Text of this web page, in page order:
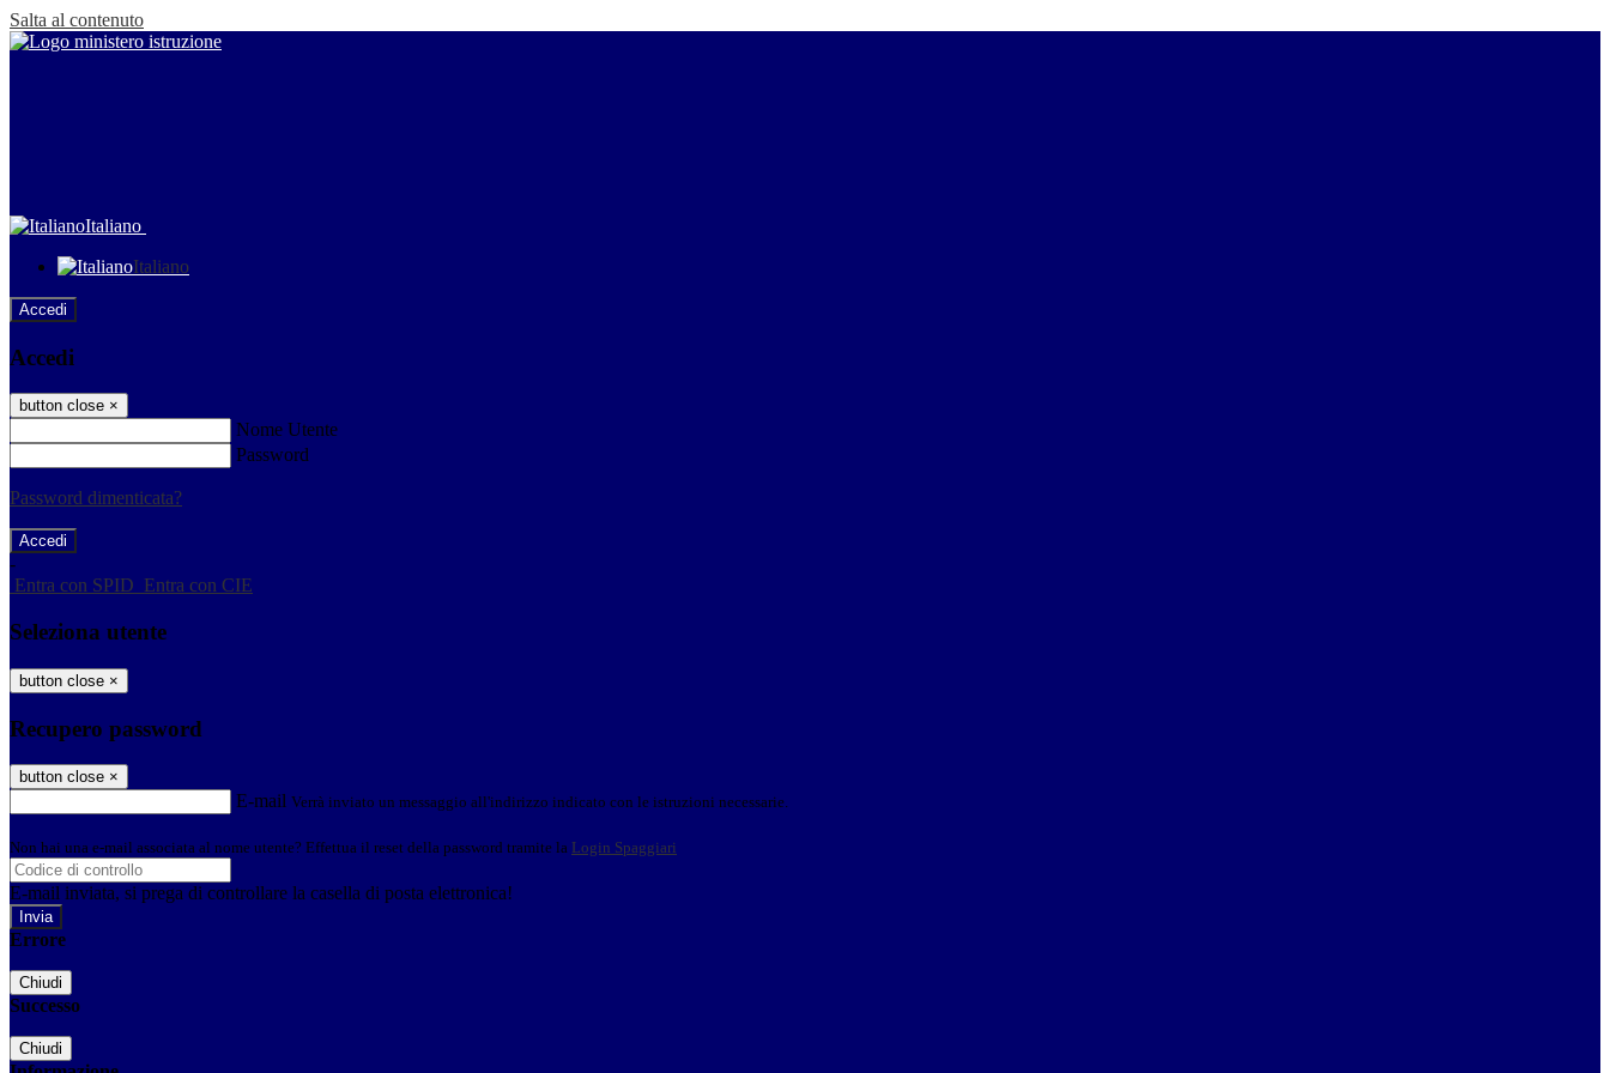
Salta al contenuto
Italiano
Italiano
Accedi
Accedi
button close ×
Nome Utente
Password
Password dimenticata?
-
Entra con SPID Entra con CIE
Seleziona utente
button close ×
Recupero password
button close ×
E-mail Verrà inviato un messaggio all'indirizzo indicato con le istruzioni necessarie.
Non hai una e-mail associata al nome utente? Effettua il reset della password tramite la Login Spaggiari
E-mail inviata, si prega di controllare la casella di posta elettronica!
Errore
Chiudi
Successo
Chiudi